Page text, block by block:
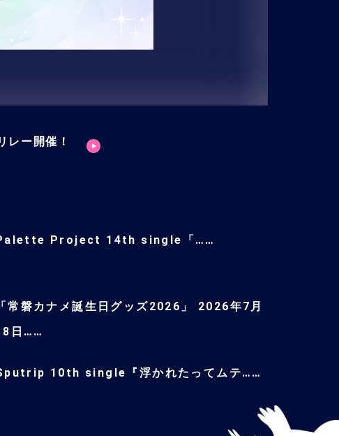
レー開催！
Project 14th single「……
「常磐カナメ誕生日グッズ2026」 2026年7月
日……
10th single『浮かれたってムテ……